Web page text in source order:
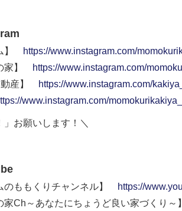
】
https://www.instagram.com/
家】
https://www.instagram.com/
動産】
https://www.instagram.com/
www.instagram.com/
」お願いします！＼
のももくりチャンネル】
https://
家Ch～あなたにちょうど良い家づくり